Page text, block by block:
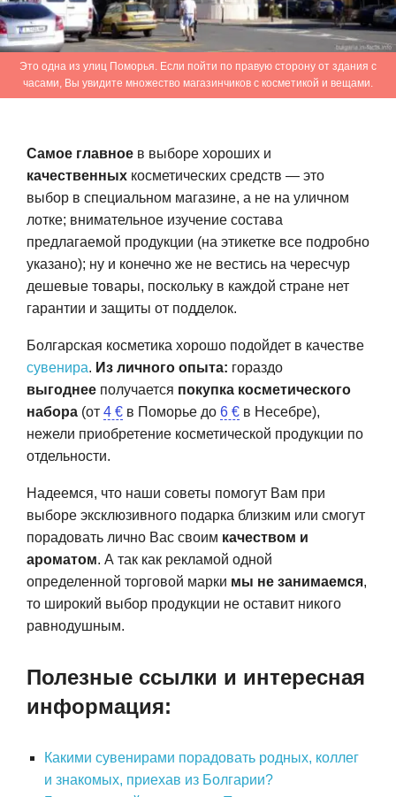
Это одна из улиц Поморья. Если пойти по правую сторону от здания с
часами, Вы увидите множество магазинчиков с косметикой и вещами.
Самое главное в выборе хороших и
качественных косметических средств — это
выбор в специальном магазине, а не на уличном
лотке; внимательное изучение состава
предлагаемой продукции (на этикетке все подробно
указано); ну и конечно же не вестись на чересчур
дешевые товары, поскольку в каждой стране нет
гарантии и защиты от подделок.
Болгарская косметика хорошо подойдет в качестве
сувенира. Из личного опыта: гораздо
выгоднее получается покупка косметического
набора (от 4 € в Поморье до 6 € в Несебре),
нежели приобретение косметической продукции по
отдельности.
Надеемся, что наши советы помогут Вам при
выборе эксклюзивного подарка близким или смогут
порадовать лично Вас своим качеством и
ароматом. А так как рекламой одной
определенной торговой марки мы не занимаемся,
то широкий выбор продукции не оставит никого
равнодушным.
Полезные ссылки и интересная
информация:
Какими сувенирами порадовать родных, коллег
и знакомых, приехав из Болгарии?